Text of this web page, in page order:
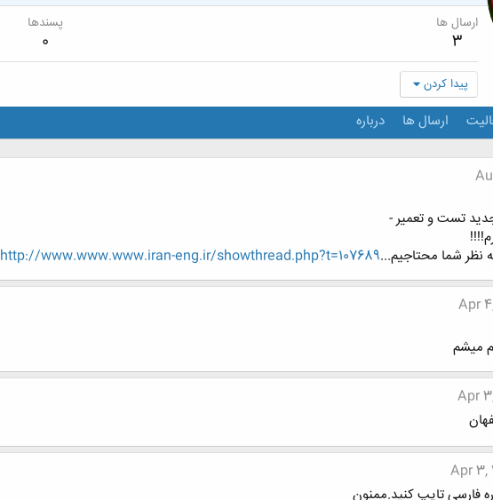
ارسال ها
3
پسندها
0
پیدا کردن
ارسال ها درباره
تست و تعمیر -
نظر شما محتاجیم...http://www.www.www.iran-eng.ir/showthread.php?t=107689
Apr
میشم
Apr
Apr 3,
فارسی تایپ کنید.ممنون